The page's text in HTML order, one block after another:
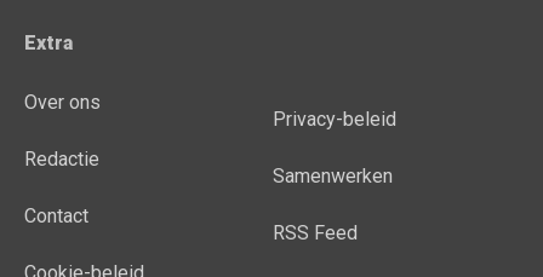
Extra
Over ons
Redactie
Contact
Privacy-beleid
Samenwerken
RSS Feed